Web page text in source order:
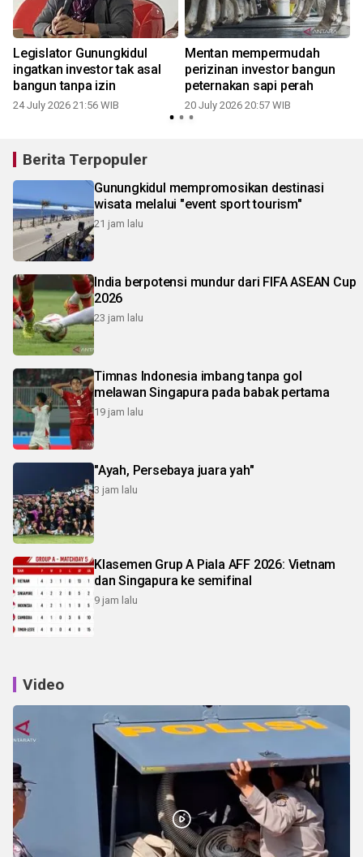
Legislator Gunungkidul
ingatkan investor tak asal
bangun tanpa izin
24 July 2026 21:56 WIB
Mentan mempermudah
perizinan investor bangun
peternakan sapi perah
20 July 2026 20:57 WIB
Berita Terpopuler
Gunungkidul mempromosikan destinasi
wisata melalui "event sport tourism"
21 jam lalu
India berpotensi mundur dari FIFA ASEAN Cup
2026
23 jam lalu
Timnas Indonesia imbang tanpa gol
melawan Singapura pada babak pertama
19 jam lalu
"Ayah, Persebaya juara yah"
3 jam lalu
Klasemen Grup A Piala AFF 2026: Vietnam
dan Singapura ke semifinal
9 jam lalu
Video